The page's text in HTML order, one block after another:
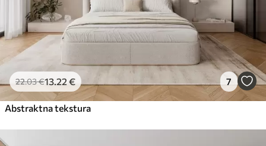
22.03€13 .22 € 7
Abstraktna tekstura